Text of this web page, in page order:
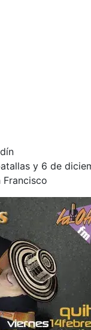
y 6 de
Francisco